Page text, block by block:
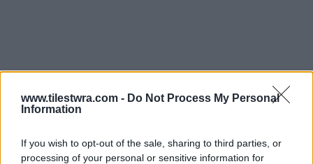
www.tilestwra.com - Do Not Process My Personal
Information
If you wish to opt-out of the sale, sharing to third parties, or
processing of your personal or sensitive information for
Πληροφορίες αναφέρουν πως
«καρφώθηκε» πίσω από το άλλο λεωφορείο